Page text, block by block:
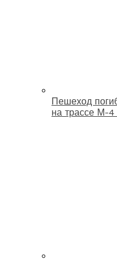
Пешеход
на трассе М-4